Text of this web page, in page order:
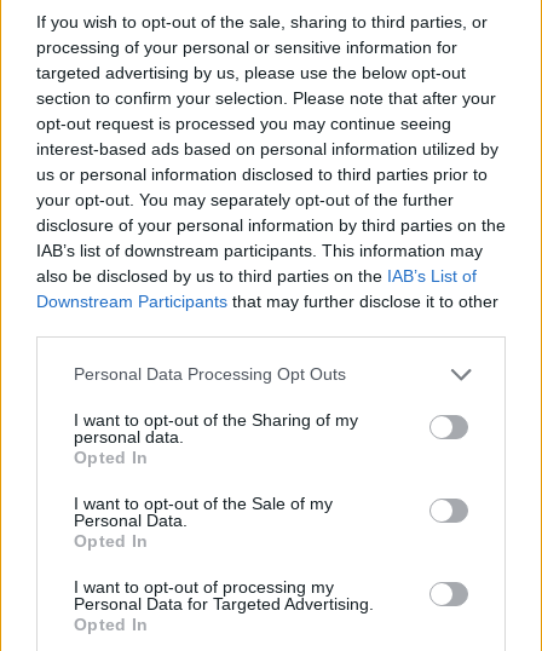
If you wish to opt-out of the sale, sharing to third parties, or
processing of your personal or sensitive information for
targeted advertising by us, please use the below opt-out
section to confirm your selection. Please note that after your
opt-out request is processed you may continue seeing
interest-based ads based on personal information utilized by
us or personal information disclosed to third parties prior to
your opt-out. You may separately opt-out of the further
disclosure of your personal information by third parties on the
IAB’s list of downstream participants. This information may
also be disclosed by us to third parties on the IAB’s List of
Downstream Participants that may further disclose it to other
Personal Data Processing Opt Outs
I want to opt-out of the Sharing of my
personal data.
Opted In
I want to opt-out of the Sale of my
Personal Data.
Opted In
I want to opt-out of processing my
Personal Data for Targeted Advertising.
Opted In
Meteo: Δορυφόρος δείχνει την μεγάλη
μείωση της έκτασης της λίμνης του Μόρνου
27/08/2024
Μείωση της έκτασης της τεχνητής λίμνης του Μόρνου παρατηρείται
τους τελευταίους μήνες λόγω της απουσίας βροχών, των υψηλών
θερμοκρασιών αλλά και ως αποτέλεσμα του πολύ ήπιου χειμώνα
με τις περιορισμένες χιονοπτώσεις στα ορεινά. Αυτό αναφέρει σε
άρθρο του το meteo.gr...
ΡΟΗ ΕΙΔΗΣΕΩΝ
Χατζηδάκης: «Στον κάλαθο των αχρήστων οι
αμφισβητήσεις για το καλώδιο της ηλεκτρικής
διασύνδεσης Ελλάδας-Κύπρου»
06/08/2026
Μητσοτάκης: «Στρατηγική προτεραιότητα η
06/08/2026
«Δεν ήθελα να γίνει σαν τον Μπάιντεν»: Η στιγμή